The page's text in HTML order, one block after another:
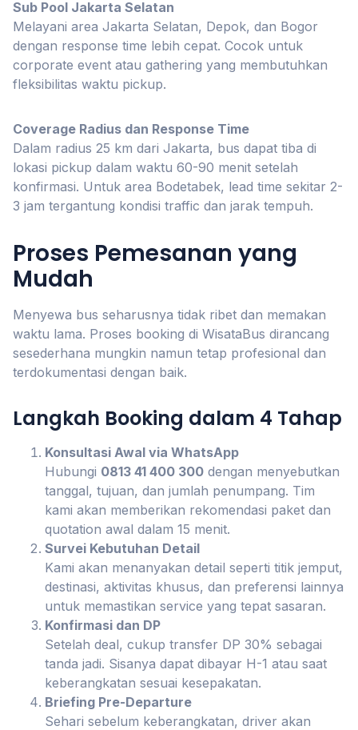
Sub Pool Jakarta Selatan
Melayani area Jakarta Selatan, Depok, dan Bogor
dengan response time lebih cepat. Cocok untuk
corporate event atau gathering yang membutuhkan
fleksibilitas waktu pickup.
Coverage Radius dan Response Time
Dalam radius 25 km dari Jakarta, bus dapat tiba di
lokasi pickup dalam waktu 60-90 menit setelah
konfirmasi. Untuk area Bodetabek, lead time sekitar 2-
3 jam tergantung kondisi traffic dan jarak tempuh.
Proses Pemesanan yang
Mudah
Menyewa bus seharusnya tidak ribet dan memakan
waktu lama. Proses booking di WisataBus dirancang
sesederhana mungkin namun tetap profesional dan
terdokumentasi dengan baik.
Langkah Booking dalam 4 Tahap
Konsultasi Awal via WhatsApp
Hubungi 0813 41 400 300 dengan menyebutkan
tanggal, tujuan, dan jumlah penumpang. Tim
kami akan memberikan rekomendasi paket dan
quotation awal dalam 15 menit.
Survei Kebutuhan Detail
Kami akan menanyakan detail seperti titik jemput,
destinasi, aktivitas khusus, dan preferensi lainnya
untuk memastikan service yang tepat sasaran.
Konfirmasi dan DP
Setelah deal, cukup transfer DP 30% sebagai
tanda jadi. Sisanya dapat dibayar H-1 atau saat
keberangkatan sesuai kesepakatan.
Briefing Pre-Departure
Sehari sebelum keberangkatan, driver akan